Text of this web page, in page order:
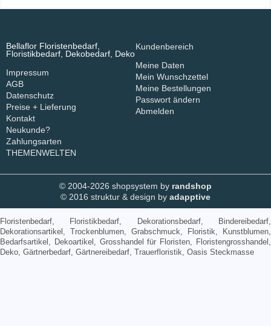
Bellaflor Floristenbedarf,
Floristikbedarf, Dekobedarf, Deko
Impressum
AGB
Datenschutz
Preise + Lieferung
Kontakt
Neukunde?
Zahlungsarten
THEMENWELTEN
Kundenbereich
Meine Daten
Mein Wunschzettel
Meine Bestellungen
Passwort ändern
Abmelden
© 2004-2026 shopsystem by randshop
© 2016 struktur & design by adapptive
Floristenbedarf, Floristikbedarf, Dekorationsbedarf, Bindereibedarf,
Dekorationsartikel, Trockenblumen, Grabschmuck, Floristik, Kunstblumen,
Bedarfsartikel, Dekoartikel, Grosshandel für Floristen, Floristengrosshandel,
Deko, Gärtnerbedarf, Gärtnereibedarf, Trauerfloristik, Oasis Steckmasse